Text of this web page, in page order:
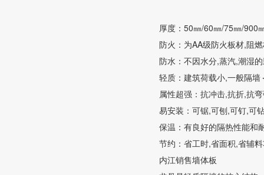
厚度：50㎜/60㎜/75㎜/900
防火：为AA级防火板材,阻
防水：不因水分,蒸汽,潮湿
轻质：建筑荷载小,一般隔
属性超强：抗冲击,抗折,抗
易安装：可锯,可刨,可钉,可
保温：有良好的隔热性能和
节约：省工时,省面积,省辅
内江销售墙体板